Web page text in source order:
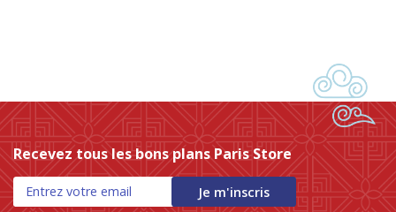
Recevez tous les bons plans Paris Store
Je m'inscris